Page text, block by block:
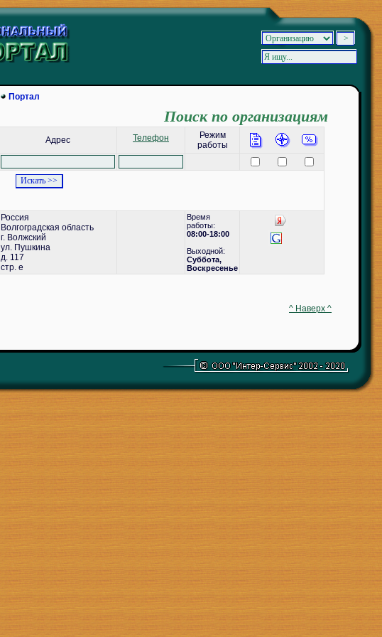
Портал
Поиск по организациям
Адрес Телефон
Режим
работы
Россия
Волгоградская область
г. Волжский
ул. Пушкина
д. 117
стр. е
Время
работы:
08:00-18:00
Выходной:
Суббота,
Воскресенье
^ Наверх ^